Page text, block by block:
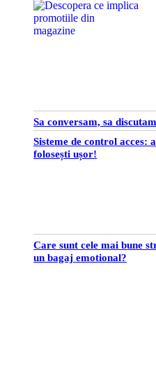
Sa conversam, sa
Sisteme de control acces:
folosești ușor!
Care sunt cele mai bune
un bagaj emotional?